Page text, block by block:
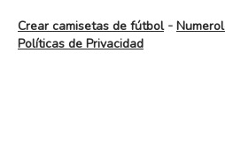
Crear camisetas de fútbol-
Políticas de Privacidad